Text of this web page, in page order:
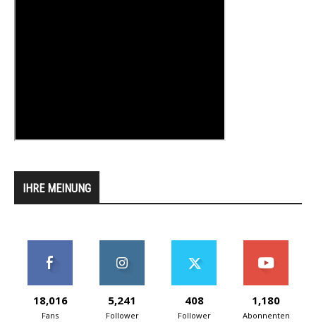
IHRE MEINUNG
18,016
Fans
5,241
Follower
408
Follower
1,180
Abonnenten